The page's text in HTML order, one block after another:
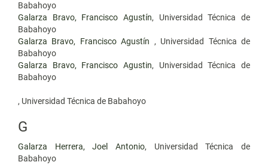
Babahoyo
Galarza Bravo, Francisco Agustín, Universidad Técnica de
Babahoyo
Galarza Bravo, Francisco Agustín , Universidad Técnica de
Babahoyo
Galarza Bravo, Francisco Agustin, Universidad Técnica de
Babahoyo
, Universidad Técnica de Babahoyo
G
Galarza Herrera, Joel Antonio, Universidad Técnica de
Babahoyo